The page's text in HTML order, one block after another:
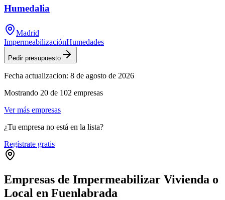
Humedalia
Madrid
ImpermeabilizaciónHumedades
Pedir presupuesto
Fecha actualizacion: 8 de agosto de 2026
Mostrando 20 de 102 empresas
Ver más empresas
¿Tu empresa no está en la lista?
Regístrate gratis
Empresas de Impermeabilizar Vivienda o
Local en Fuenlabrada